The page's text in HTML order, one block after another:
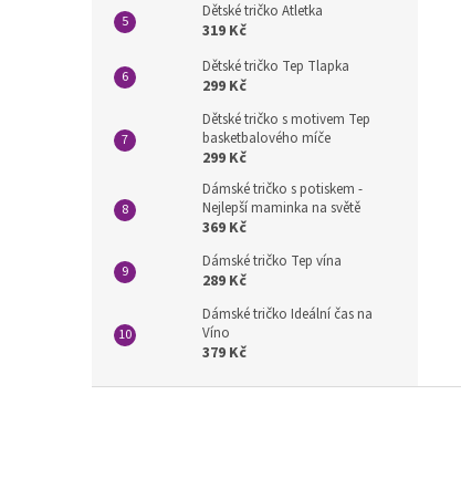
Dětské tričko Atletka
319 Kč
Dětské tričko Tep Tlapka
299 Kč
Dětské tričko s motivem Tep
basketbalového míče
299 Kč
Dámské tričko s potiskem -
Nejlepší maminka na světě
369 Kč
Dámské tričko Tep vína
289 Kč
Dámské tričko Ideální čas na
Víno
379 Kč